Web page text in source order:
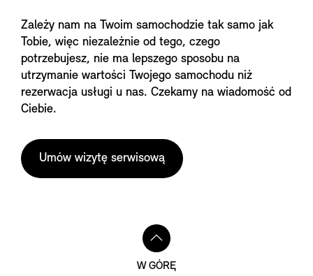
Zależy nam na Twoim samochodzie tak samo jak
Tobie, więc niezależnie od tego, czego
potrzebujesz, nie ma lepszego sposobu na
utrzymanie wartości Twojego samochodu niż
rezerwacja usługi u nas. Czekamy na wiadomość od
Ciebie.
Umów wizytę serwisową
W GÓRĘ